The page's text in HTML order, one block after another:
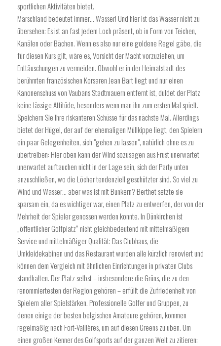
sportlichen Aktivitäten bietet.
Marschland bedeutet immer… Wasser! Und hier ist das Wasser nicht zu
übersehen: Es ist an fast jedem Loch präsent, ob in Form von Teichen,
Kanälen oder Bächen. Wenn es also nur eine goldene Regel gäbe, die
für diesen Kurs gilt, wäre es, Vorsicht der Macht vorzuziehen, um
Enttäuschungen zu vermeiden. Obwohl er in der Heimatstadt des
berühmten französischen Korsaren Jean Bart liegt und nur einen
Kanonenschuss von Vaubans Stadtmauern entfernt ist, duldet der Platz
keine lässige Attitüde, besonders wenn man ihn zum ersten Mal spielt.
Speichern Sie Ihre riskanteren Schüsse für das nächste Mal. Allerdings
bietet der Hügel, der auf der ehemaligen Müllkippe liegt, den Spielern
ein paar Gelegenheiten, sich "gehen zu lassen", natürlich ohne es zu
übertreiben: Hier oben kann der Wind sozusagen aus Frust unerwartet
unerwartet auftauchen nicht in der Lage sein, sich der Party unten
anzuschließen, wo die Löcher tendenziell geschützter sind. So viel zu
Wind und Wasser… aber was ist mit Bunkern? Berthet setzte sie
sparsam ein, da es wichtiger war, einen Platz zu entwerfen, der von der
Mehrheit der Spieler genossen werden konnte. In Dünkirchen ist
„öffentlicher Golfplatz“ nicht gleichbedeutend mit mittelmäßigem
Service und mittelmäßiger Qualität: Das Clubhaus, die
Umkleidekabinen und das Restaurant wurden alle kürzlich renoviert und
können dem Vergleich mit ähnlichen Einrichtungen in privaten Clubs
standhalten. Der Platz selbst – insbesondere die Grüns, die zu den
renommiertesten der Region gehören – erfüllt die Zufriedenheit von
Spielern aller Spielstärken. Professionelle Golfer und Gruppen, zu
denen einige der besten belgischen Amateure gehören, kommen
regelmäßig nach Fort-Vallières, um auf diesen Greens zu üben. Um
einen großen Kenner des Golfsports auf der ganzen Welt zu zitieren: